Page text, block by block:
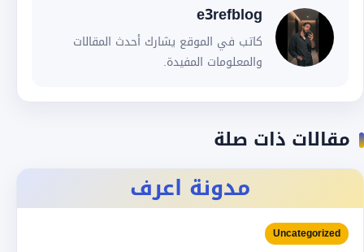
e3refblog
كاتب في الموقع يشارك أحدث المقالات
والمعلومات المفيدة.
مقالات ذات صلة
مدونة اعرف
Uncategorized